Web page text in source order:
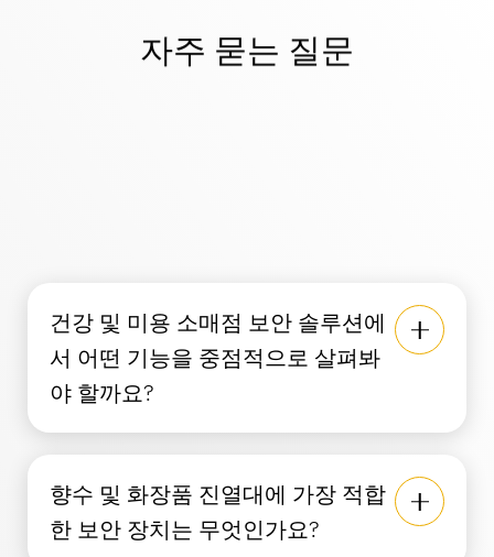
자주 묻는 질문
건강 및 미용 소매점 보안 솔루션에
서 어떤 기능을 중점적으로 살펴봐
야 할까요?
향수 및 화장품 진열대에 가장 적합
한 보안 장치는 무엇인가요?